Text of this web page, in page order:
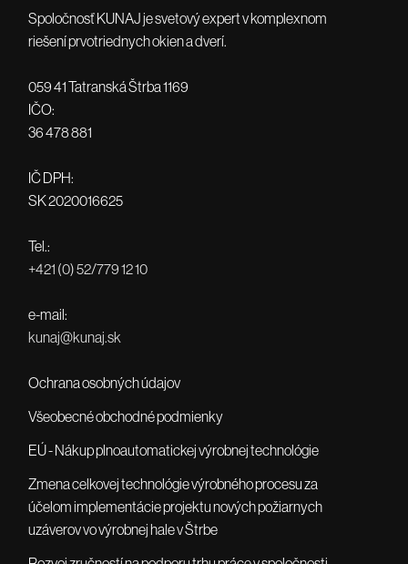
Spoločnosť KUNAJ je svetový expert v komplexnom
riešení prvotriednych okien a dverí.
059 41 Tatranská Štrba 1169
IČO:
36 478 881
IČ DPH:
SK 2020016625
Tel.:
+421 (0) 52/779 12 10
e-mail:
kunaj@kunaj.sk
Ochrana osobných údajov
Všeobecné obchodné podmienky
EÚ - Nákup plnoautomatickej výrobnej technológie
Zmena celkovej technológie výrobného procesu za
účelom implementácie projektu nových požiarnych
uzáverov vo výrobnej hale v Štrbe